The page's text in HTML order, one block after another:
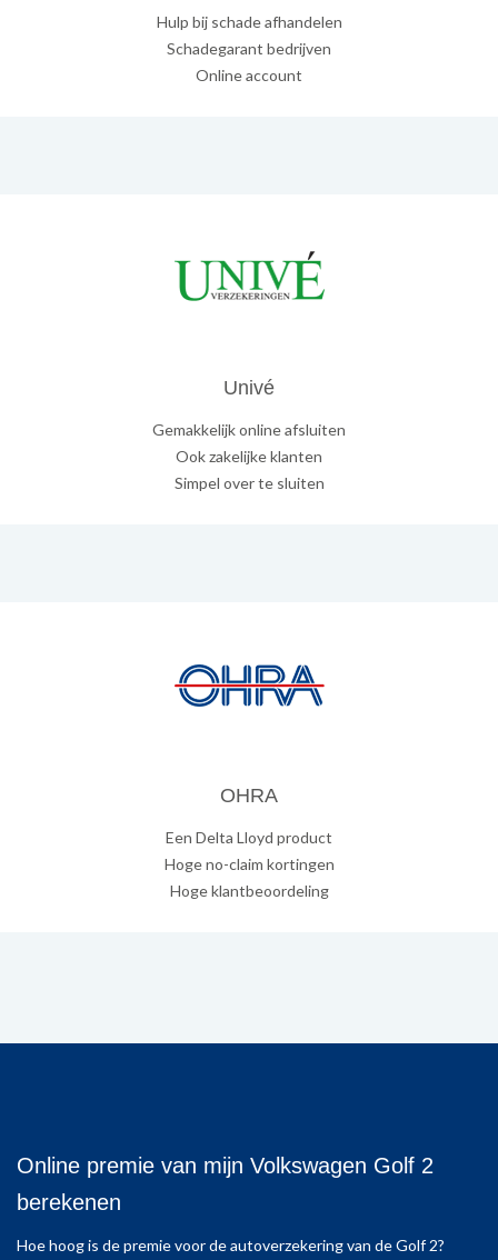
Hulp bij schade afhandelen
Schadegarant bedrijven
Online account
Univé
Gemakkelijk online afsluiten
Ook zakelijke klanten
Simpel over te sluiten
OHRA
Een Delta Lloyd product
Hoge no-claim kortingen
Hoge klantbeoordeling
Online premie van mijn Volkswagen Golf 2
berekenen
Hoe hoog is de premie voor de autoverzekering van de Golf 2?